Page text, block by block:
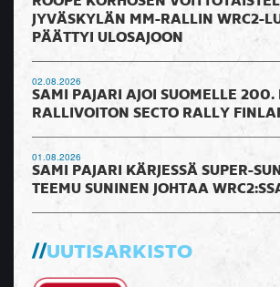
JYVÄSKYLÄN MM-RALLIN WRC2-
PÄÄTTYI ULOSAJOON
02.08.2026
SAMI PAJARI AJOI SUOMELLE 200.
RALLIVOITON SECTO RALLY
01.08.2026
SAMI PAJARI KÄRJESSÄ SUPER-
TEEMU SUNINEN JOHTAA
UUTISARKISTO